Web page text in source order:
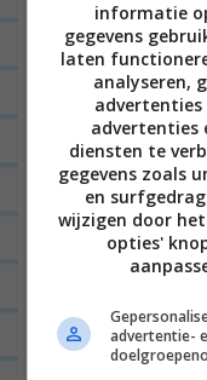
weer
dit
na
bij de
en
informatie
gegevens
laten
analyseren,
advertenties
diensten te
gegevens zoals
en
wijzigen door
opties'
advertentie-